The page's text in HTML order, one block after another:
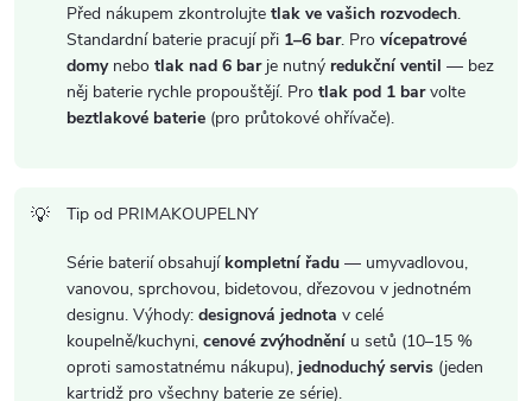
Před nákupem zkontrolujte tlak ve vašich rozvodech.
Standardní baterie pracují při 1–6 bar. Pro vícepatrové
domynebo tlak nad 6 barje nutný redukční ventil — bez
něj baterie rychle propouštějí. Pro tlak pod 1 barvolte
beztlakové baterie (pro průtokové ohřívače).
Tip od PRIMAKOUPELNY
Série baterií obsahují kompletní řadu — umyvadlovou,
vanovou, sprchovou, bidetovou, dřezovou v jednotném
designu. Výhody: designová jednota v celé
koupelně/kuchyni, cenové zvýhodnění u setů (10–15 %
oproti samostatnému nákupu), jednoduchý servis (jeden
kartridž pro všechny baterie ze série).